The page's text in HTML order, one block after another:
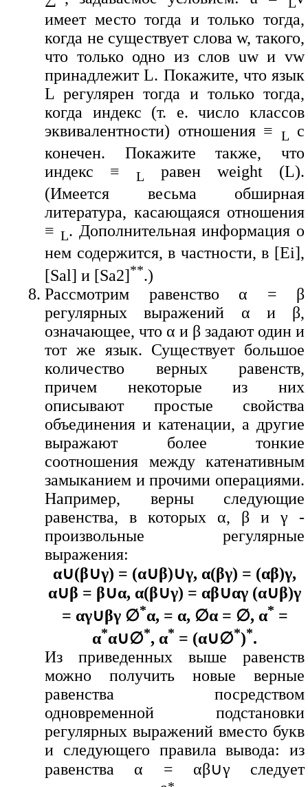
имеет место тогда и только тогда,
когда не существует слова w, такого,
что только одно из слов uw и vw
принадлежит L. Покажите, что язык
L регулярен тогда и только тогда,
когда индекс (т. е. число классов
эквивалентности) отношения ≡ L с
конечен. Покажите также, что
индекс ≡ L
равен weight (L).
(Имеется весьма обширная
литература, касающаяся отношения
≡ L. Дополнительная информация о
нем содержится, в частности, в [Ei],
[Sal] и [Sa2]**.)
Рассмотрим равенство α = β
регулярных выражений α и β,
означающее, что α и β задают один и
тот же язык. Существует большое
количество верных равенств,
причем некоторые из них
описывают простые свойства
объединения и катенации, а другие
выражают более тонкие
соотношения между катенативным
замыканием и прочими операциями.
Например, верны следующие
равенства, в которых α, β и γ -
произвольные регулярные
выражения:
α∪(β∪γ) = (α∪β)∪γ, α(βγ) = (αβ)γ,
α∪β = β∪α, α(β∪γ) = αβ∪αγ (α∪β)γ
= αγ∪βγ ∅*α, = α, ∅α = ∅, α* =
α*α∪∅*, α* = (α∪∅*)*.
Из приведенных выше равенств
можно получить новые верные
равенства посредством
одновременной подстановки
регулярных выражений вместо букв
и следующего правила вывода: из
равенства α = αβ∪γ следует